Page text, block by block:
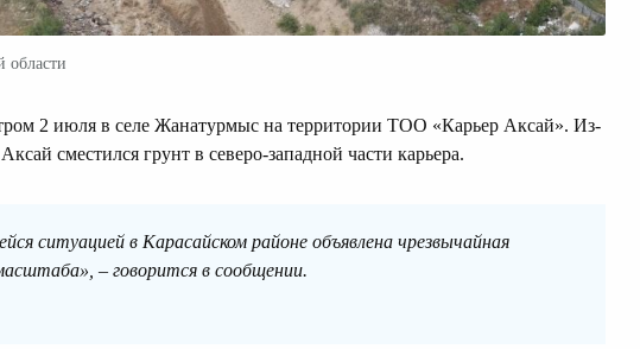
области
2 июля в селе Жанатурмыс на территории ТОО «Карьер Аксай». Из-
сместился грунт в северо-западной части карьера.
ситуацией в Карасайском районе объявлена чрезвычайная
– говорится в сообщении.